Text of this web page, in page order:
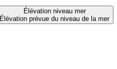
Élévation niveau mer
Élévation prévue du niveau de la mer